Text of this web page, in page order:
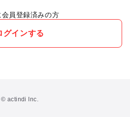
会員登録済みの方
グインする
© actindi Inc.